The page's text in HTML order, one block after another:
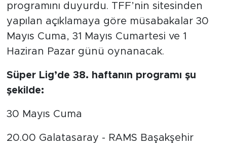
programını duyurdu. TFF’nin sitesinden
yapılan açıklamaya göre müsabakalar 30
Mayıs Cuma, 31 Mayıs Cumartesi ve 1
Haziran Pazar günü oynanacak.
Süper Lig’de 38. haftanın programı şu
şekilde:
30 Mayıs Cuma
20.00 Galatasaray - RAMS Başakşehir